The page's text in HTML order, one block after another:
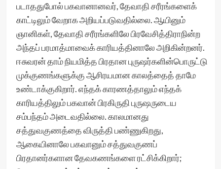
படாததுபோல் பகவானானவர், தேவாதி சரீரங்களைக்
காட்டிலும் வேறாக அறியப்படுவதில்லை. ஆயினும்
ஞானிகள், தேவாதி சரீரங்களிலே பிரவேசித்திராநின்ற
அந்தப் பரமாத்மாவைக் காரியத்தினாலே அறிகின்றனர்.
ஈசுவரன் தாம் நியமித்த பிரதான புருஷர்களின்பொருட்டு
முக்குணங்களுக்கு ஆசிரயமான காலத்தைத் தாமே
உண்டாக்குகிறார். எந்தக் காரணத்தாலும் எந்தக்
காரியத்திலும் பகவான் பிரகிருதி புருஷருடைய
சம்பந்தம் அடைவதில்லை. காலமானது
சத்துவகுணத்தை விருத்தி பண்ணுகிறது,
ஆகையினாலே பகவானும் சத்துவகுணப்
பிரதானர்களான தேவகணங்களை ரட்சிக்கிறார்;